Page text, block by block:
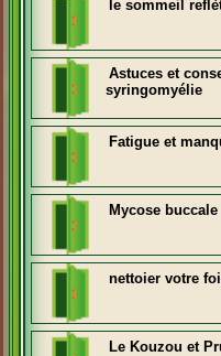
le sommeil
Astuces et
syringomyélie
Fatigue et
Mycose buccale
nettoier votre
Le Kouzou et